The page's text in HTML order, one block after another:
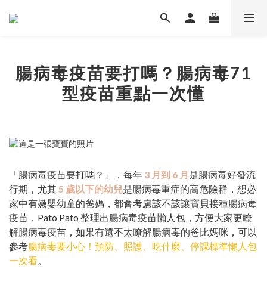
腸病毒疫苗要打嗎？腸病毒71
型疫苗重點一次懂
「腸病毒疫苗要打嗎？」，每年 3 月到 6 月 是腸病毒好發流
行期，尤其5 歲以下的幼兒是腸病毒重症的高危險群，想必
家中有嫩嬰幼童的爸媽，都會考慮該不該讓寶貝接種腸病毒
疫苗，Pato Pato 整理出腸病毒疫苗懶人包，方便大家更瞭
解腸病毒疫苗，如果有還不太瞭解腸病毒的爸比媽咪，可以
參考腸病毒要小心！預防、照護、吃什麼、停課標準懶人包
一次看。